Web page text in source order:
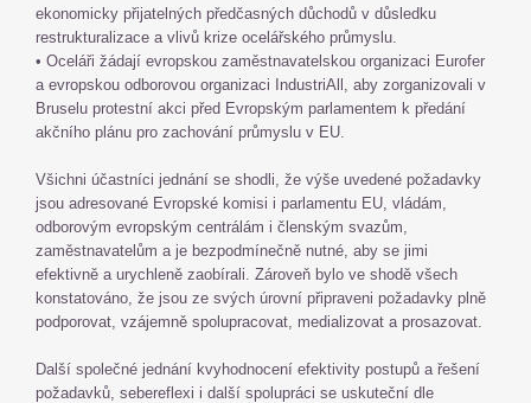
ekonomicky přijatelných předčasných důchodů v důsledku
restrukturalizace a vlivů krize ocelářského průmyslu.
• Oceláři žádají evropskou zaměstnavatelskou organizaci Eurofer
a evropskou odborovou organizaci IndustriAll, aby zorganizovali v
Bruselu protestní akci před Evropským parlamentem k předání
akčního plánu pro zachování průmyslu v EU.
Všichni účastníci jednání se shodli, že výše uvedené požadavky
jsou adresované Evropské komisi i parlamentu EU, vládám,
odborovým evropským centrálám i členským svazům,
zaměstnavatelům a je bezpodmínečně nutné, aby se jimi
efektivně a urychleně zaobírali. Zároveň bylo ve shodě všech
konstatováno, že jsou ze svých úrovní připraveni požadavky plně
podporovat, vzájemně spolupracovat, medializovat a prosazovat.
Další společné jednání kvyhodnocení efektivity postupů a řešení
požadavků, sebereflexi i další spolupráci se uskuteční dle